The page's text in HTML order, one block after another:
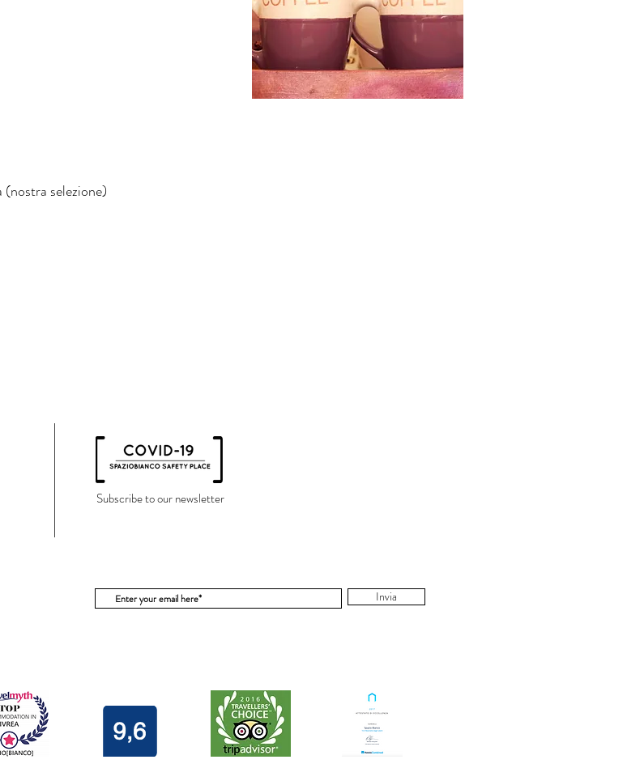
selezione)
Subscribe to our newsletter
Invia